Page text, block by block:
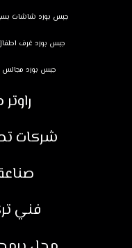
جبس بورد شاشات
جبس بورد غرف اطفال
جبس بورد مجالس
شركات
فني